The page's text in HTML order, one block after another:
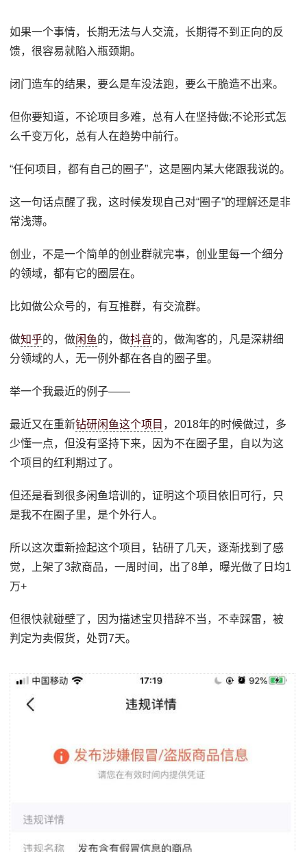
如果一个事情，长期无法与人交流，长期得不到正向的反
馈，很容易就陷入瓶颈期。
闭门造车的结果，要么是车没法跑，要么干脆造不出来。
但你要知道，不论项目多难，总有人在坚持做;不论形式怎
么千变万化，总有人在趋势中前行。
“任何项目，都有自己的圈子”，这是圈内某大佬跟我说的。
这一句话点醒了我，这时候发现自己对“圈子”的理解还是非
常浅薄。
创业，不是一个简单的创业群就完事，创业里每一个细分
的领域，都有它的圈层在。
比如做公众号的，有互推群，有交流群。
做知乎的，做闲鱼的，做抖音的，做淘客的，凡是深耕细
分领域的人，无一例外都在各自的圈子里。
举一个我最近的例子——
最近又在重新钻研闲鱼这个项目 ，2018年的时候做过，多
少懂一点，但没有坚持下来，因为不在圈子里，自以为这
个项目的红利期过了。
但还是看到很多闲鱼培训的，证明这个项目依旧可行，只
是我不在圈子里，是个外行人。
所以这次重新捡起这个项目，钻研了几天，逐渐找到了感
觉，上架了3款商品，一周时间，出了8单，曝光做了日均1
万+
但很快就碰壁了，因为描述宝贝措辞不当，不幸踩雷，被
判定为卖假货，处罚7天。